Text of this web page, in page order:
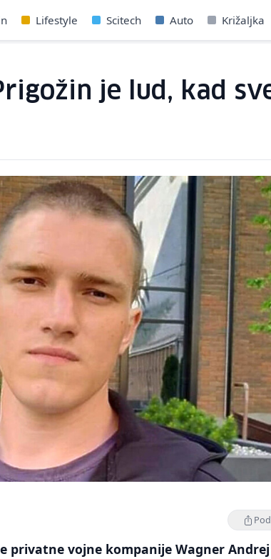
Lifestyle Scitech Auto Križaljka
je lud, kad
privatne vojne kompanije Wagner Andrej